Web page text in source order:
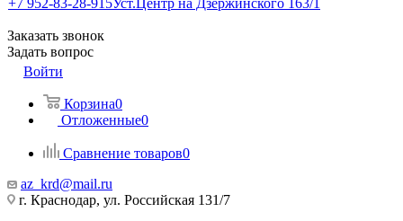
Заказать звонок
Задать вопрос
Войти
Корзина0
Отложенные0
Сравнение товаров0
az_krd@mail.ru
г. Краснодар, ул. Российская 131/7